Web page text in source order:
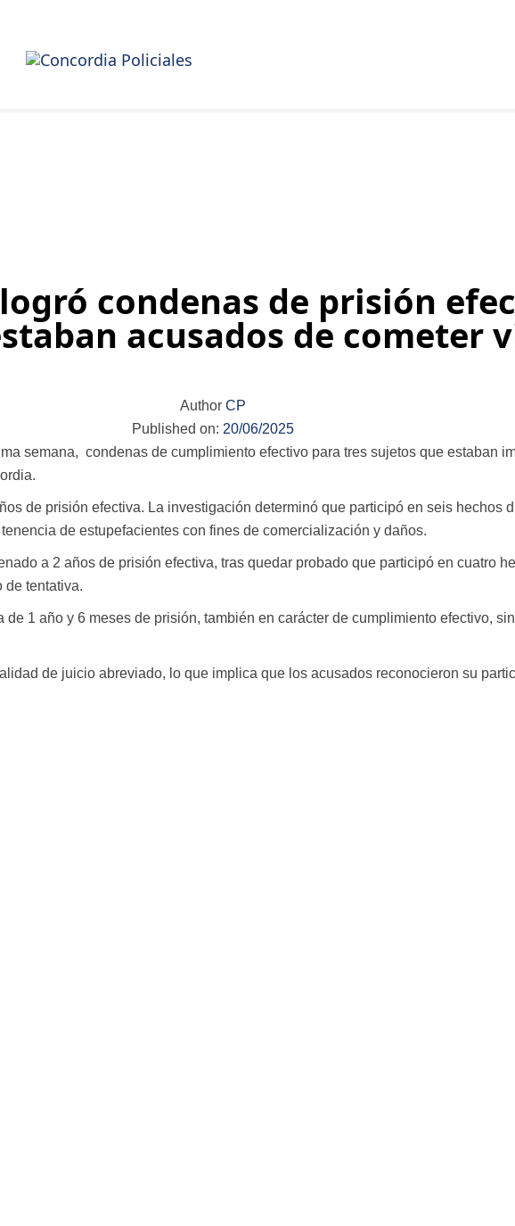
condenas de prisión
acusados de cometer
Author CP
Published on: 20/06/2025
semana, condenas de cumplimiento efectivo para tres sujetos que estaban
de prisión efectiva. La investigación determinó que participó en seis hechos
de estupefacientes con fines de comercialización y daños.
a 2 años de prisión efectiva, tras quedar probado que participó en cuatro
de tentativa.
1 año y 6 meses de prisión, también en carácter de cumplimiento efectivo,
de juicio abreviado, lo que implica que los acusados reconocieron su